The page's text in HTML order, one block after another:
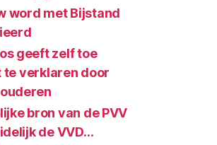
word met Bijstand
geeft zelf toe
te verklaren door
bron van de PVV
de VVD…